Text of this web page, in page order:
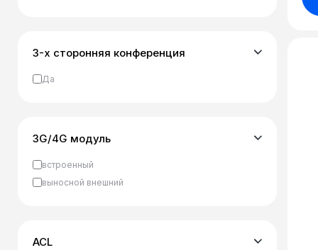
3-х сторонняя конференция
Да
3G/4G модуль
встроенный
выносной внешний
ACL